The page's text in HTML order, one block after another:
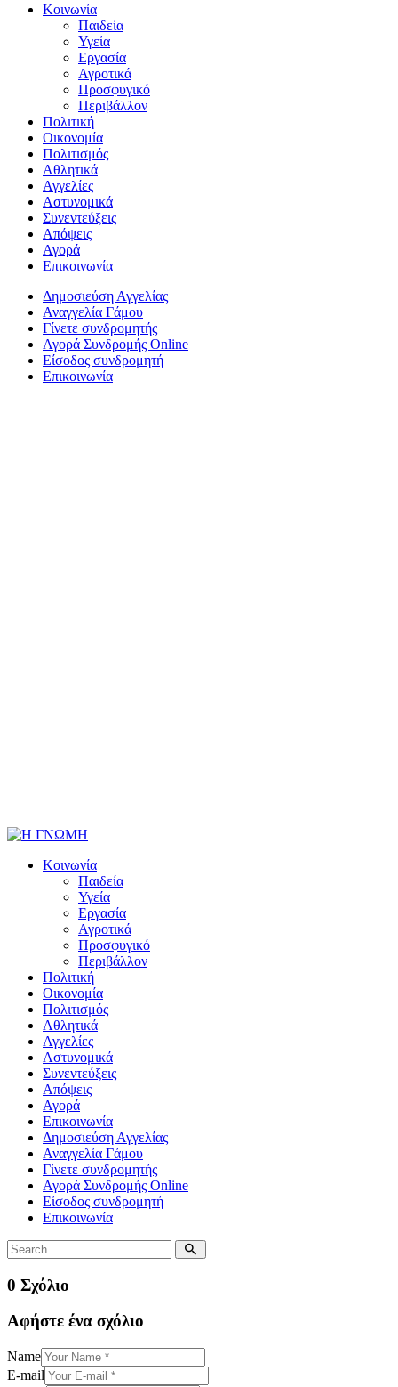
Κοινωνία
Παιδεία
Υγεία
Εργασία
Αγροτικά
Προσφυγικό
Περιβάλλον
Πολιτική
Οικονομία
Πολιτισμός
Αθλητικά
Αγγελίες
Αστυνομικά
Συνεντεύξεις
Απόψεις
Αγορά
Επικοινωνία
Δημοσιεύση Αγγελίας
Αναγγελία Γάμου
Γίνετε συνδρομητής
Αγορά Συνδρομής Online
Είσοδος συνδρομητή
Επικοινωνία
Κοινωνία
Παιδεία
Υγεία
Εργασία
Αγροτικά
Προσφυγικό
Περιβάλλον
Πολιτική
Οικονομία
Πολιτισμός
Αθλητικά
Αγγελίες
Αστυνομικά
Συνεντεύξεις
Απόψεις
Αγορά
Επικοινωνία
Δημοσιεύση Αγγελίας
Αναγγελία Γάμου
Γίνετε συνδρομητής
Αγορά Συνδρομής Online
Είσοδος συνδρομητή
Επικοινωνία
0 Σχόλιο
Αφήστε ένα σχόλιο
Name
E-mail